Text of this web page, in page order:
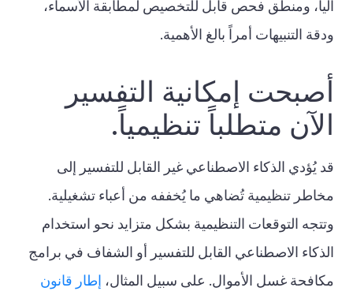
آلياً، ومنطق فحص قابل للتخصيص لمطابقة الأسماء،
ودقة التنبيهات أمراً بالغ الأهمية.
أصبحت إمكانية التفسير
الآن متطلباً تنظيمياً.
قد يُؤدي الذكاء الاصطناعي غير القابل للتفسير إلى
مخاطر تنظيمية تُضاهي ما يُخففه من أعباء تشغيلية.
وتتجه التوقعات التنظيمية بشكل متزايد نحو استخدام
الذكاء الاصطناعي القابل للتفسير أو الشفاف في برامج
مكافحة غسل الأموال. على سبيل المثال، إطار قانون